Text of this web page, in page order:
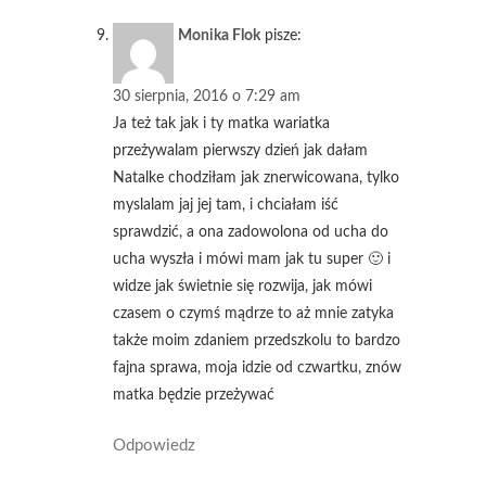
Monika Flok pisze:
30 sierpnia, 2016 o 7:29 am
Ja też tak jak i ty matka wariatka
przeżywalam pierwszy dzień jak dałam
Natalke chodziłam jak znerwicowana, tylko
myslalam jaj jej tam, i chciałam iść
sprawdzić, a ona zadowolona od ucha do
ucha wyszła i mówi mam jak tu super 🙂 i
widze jak świetnie się rozwija, jak mówi
czasem o czymś mądrze to aż mnie zatyka
także moim zdaniem przedszkolu to bardzo
fajna sprawa, moja idzie od czwartku, znów
matka będzie przeżywać
Odpowiedz